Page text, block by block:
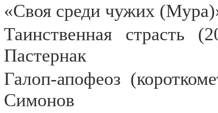
«Своя среди чужих
Таинственная страсть
Пастернак
Галоп-апофеоз
Симонов